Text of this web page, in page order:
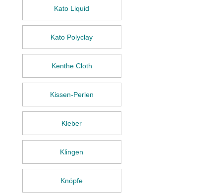
Kato Liquid
Kato Polyclay
Kenthe Cloth
Kissen-Perlen
Kleber
Klingen
Knöpfe